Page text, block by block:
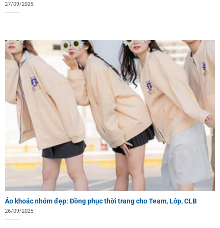
27/09/2025
Áo khoác nhóm đẹp: Đồng phục thời trang cho Team, Lớp, CLB
26/09/2025